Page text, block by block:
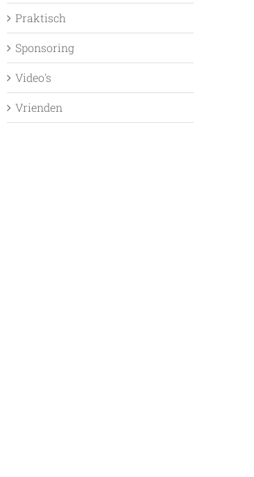
Praktisch
Sponsoring
Video's
Vrienden